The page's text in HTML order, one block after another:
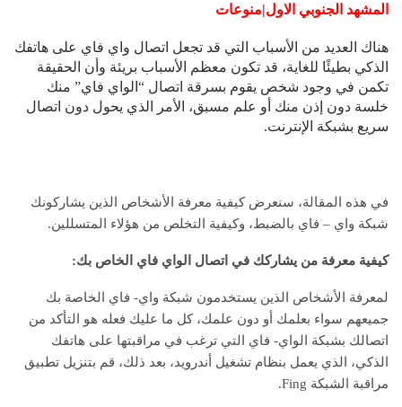
المشهد الجنوبي الاول|منوعات
هناك العديد من الأسباب التي قد تجعل اتصال واي فاي على هاتفك
الذكي بطيئًا للغاية، قد تكون معظم الأسباب بريئة وأن الحقيقة
تكمن في وجود شخص يقوم بسرقة اتصال “الواي فاي” منك
خلسة دون إذن منك أو علم مسبق، الأمر الذي يحول دون اتصال
سريع بشبكة الإنترنت.
في هذه المقالة، سنعرض كيفية معرفة الأشخاص الذين يشاركونك
شبكة واي – فاي بالضبط، وكيفية التخلص من هؤلاء المتسللين.
كيفية معرفة من يشاركك في اتصال الواي فاي الخاص بك:
لمعرفة الأشخاص الذين يستخدمون شبكة واي- فاي الخاصة بك
جميعهم سواء بعلمك أو دون علمك، كل ما عليك فعله هو التأكد من
اتصالك بشبكة الواي- فاي التي ترغب في مراقبتها على هاتفك
الذكي، الذي يعمل بنظام تشغيل أندرويد، بعد ذلك، قم بتنزيل تطبيق
مراقبة الشبكة Fing.